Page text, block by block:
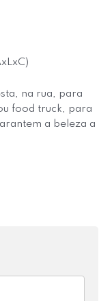
na rua, para
food truck, para
a beleza a